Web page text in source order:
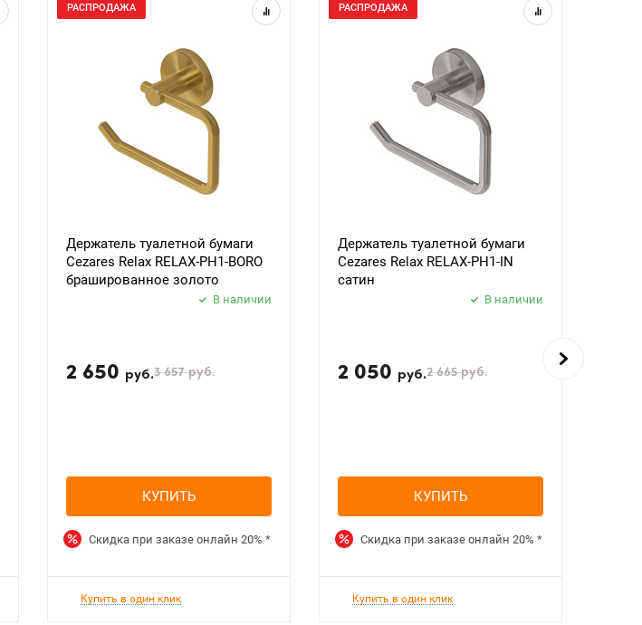
РАСПРОДАЖА
Держатель туалетной бумаги
Cezares Relax RELAX-PH1-BORO
брашированное золото
В наличии
2 650 руб.3 657руб.
КУПИТЬ
Скидка при заказе онлайн 20% *
Купить в один клик
РАСПРОДАЖА
Держатель туалетной бумаги
Cezares Relax RELAX-PH1-IN
сатин
В наличии
2 050 руб.2 665руб.
КУПИТЬ
Скидка при заказе онлайн 20% *
Купить в один клик